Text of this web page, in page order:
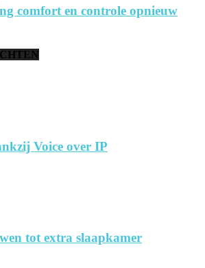
comfort en controle opnieuw
Voice over IP
tot extra slaapkamer